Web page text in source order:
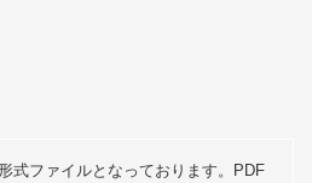
式ファイルとなっております。PDF